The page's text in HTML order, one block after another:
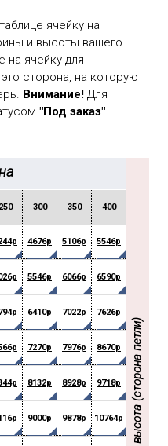
ячейку на
и высоты вашего
на ячейку для
сторона, на которую
Внимание! Для
"Под заказ"
250 300 350 400
4676р 5106р 5546р
5546р 6066р 6590р
6410р 7022р 7626р
7270р 7976р 8670р 9378р
8132р 8928р 9718р 10512р
9000р 9878р 10764р 11648р
высота (сторона петли)